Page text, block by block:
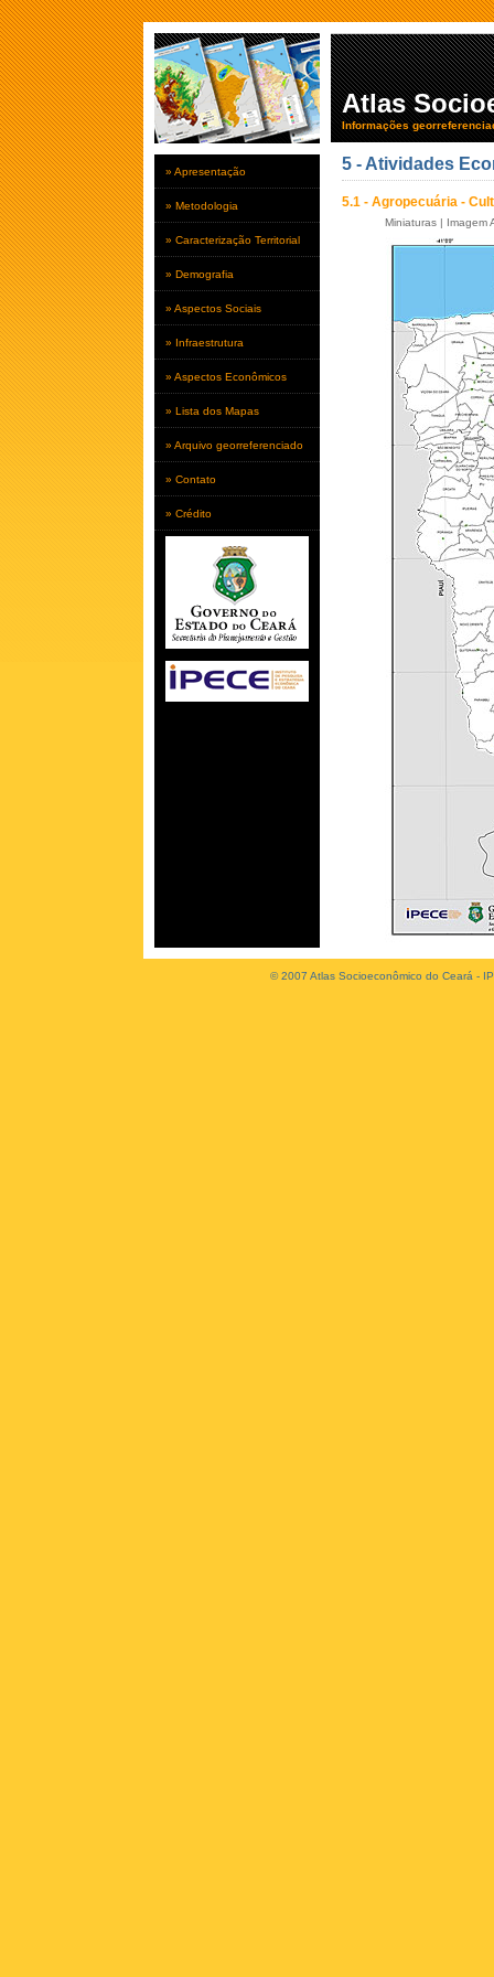
Atlas
Informações
» Apresentação
» Metodologia
» Caracterização Territorial
» Demografia
» Aspectos Sociais
» Infraestrutura
» Aspectos Econômicos
» Lista dos Mapas
» Arquivo georreferenciado
» Contato
» Crédito
5 - Atividades
5.1 - Agropecuária -
Miniaturas | Imagem
© 2007 Atlas Socioeconômico do Ceará -